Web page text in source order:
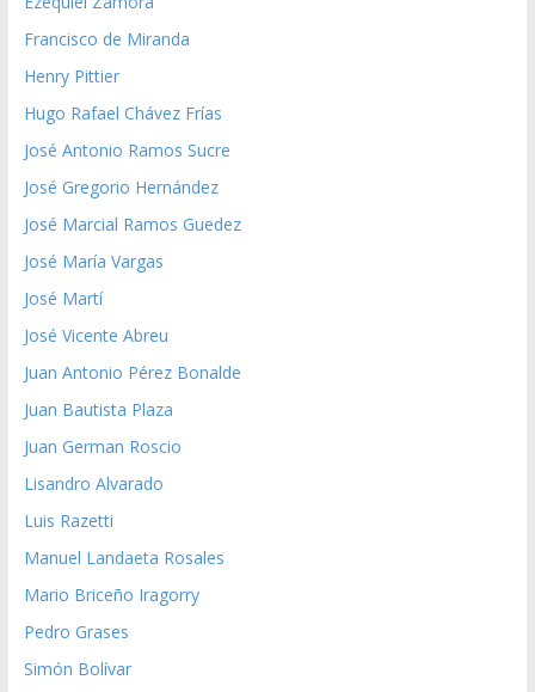
Francisco de Miranda
Henry Pittier
Hugo Rafael Chávez Frías
José Antonio Ramos Sucre
José Gregorio Hernández
José Marcial Ramos Guedez
José María Vargas
José Martí
José Vicente Abreu
Juan Antonio Pérez Bonalde
Juan Bautista Plaza
Juan German Roscio
Lisandro Alvarado
Luis Razetti
Manuel Landaeta Rosales
Mario Briceño Iragorry
Pedro Grases
Simón Bolívar